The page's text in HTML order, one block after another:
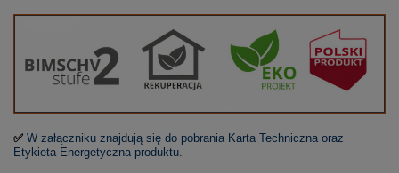
✅ W załączniku znajdują się do pobrania Karta Techniczna oraz
Etykieta Energetyczna produktu.